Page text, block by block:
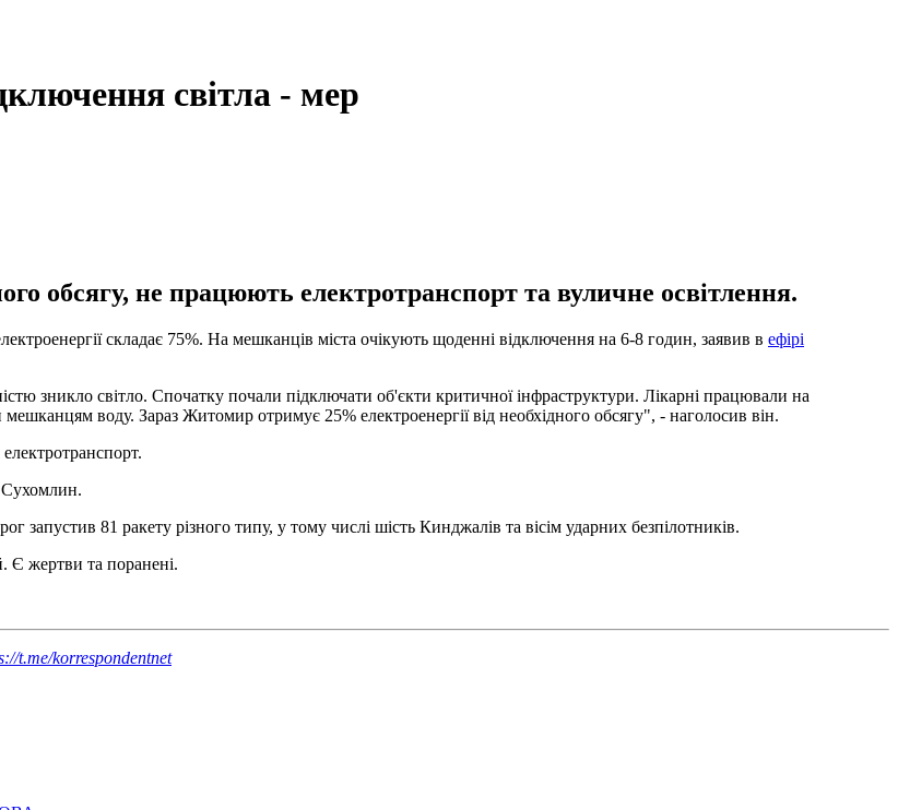
світла - мер
обсягу, не працюють електротранспорт та вуличне освітлення.
складає 75%. На мешканців міста очікують щоденні відключення на 6-8 годин, заявив в ефірі
зникло світло. Спочатку почали підключати об'єкти критичної інфраструктури. Лікарні працювали на
воду. Зараз Житомир отримує 25% електроенергії від необхідного обсягу", - наголосив він.
Сухомлин.
запустив 81 ракету різного типу, у тому числі шість Кинджалів та вісім ударних безпілотників.
Є жертви та поранені.
t.me/korrespondentnet